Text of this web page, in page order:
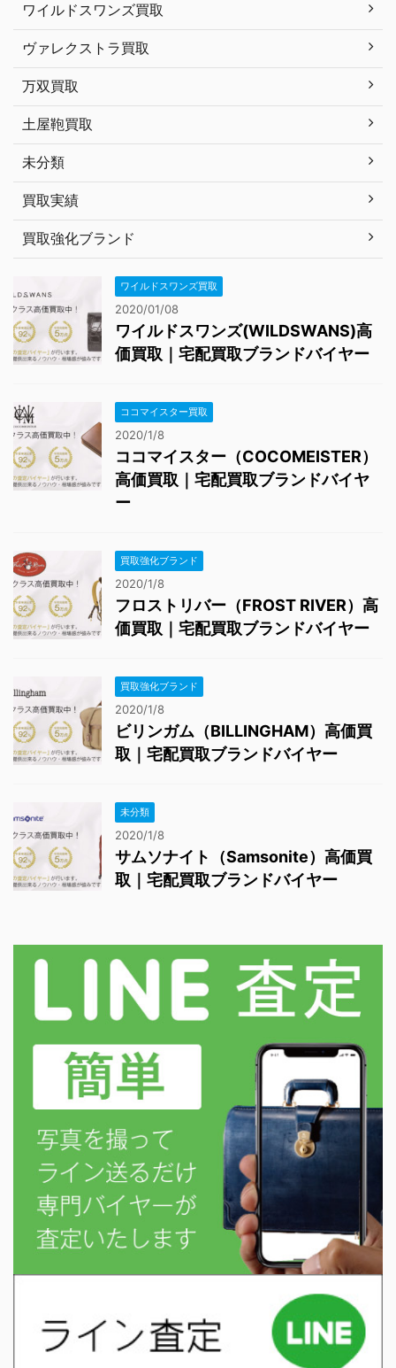
ワイルドスワンズ買取
ヴァレクストラ買取
万双買取
土屋鞄買取
未分類
買取実績
買取強化ブランド
ワイルドスワンズ買取
2020/01/08
ワイルドスワンズ(WILDSWANS)高
価買取｜宅配買取ブランドバイヤー
ココマイスター買取
2020/1/8
ココマイスター（COCOMEISTER）
高価買取｜宅配買取ブランドバイヤ
ー
買取強化ブランド
2020/1/8
フロストリバー（FROST RIVER）高
価買取｜宅配買取ブランドバイヤー
買取強化ブランド
2020/1/8
ビリンガム（BILLINGHAM）高価買
取｜宅配買取ブランドバイヤー
未分類
2020/1/8
サムソナイト（Samsonite）高価買
取｜宅配買取ブランドバイヤー